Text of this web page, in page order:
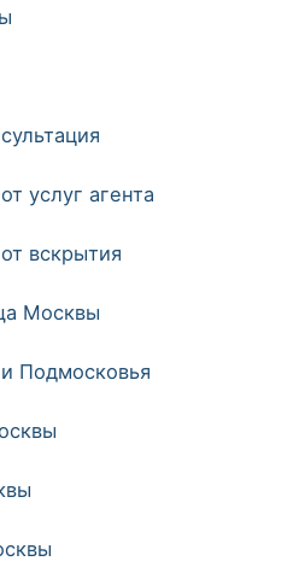
услуг агента
вскрытия
Москвы
Подмосковья